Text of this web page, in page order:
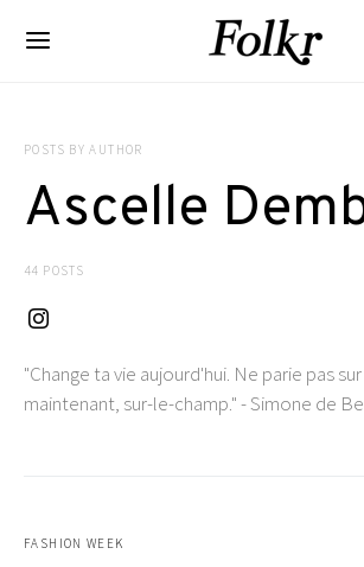
POSTS BY AUTHOR
Ascelle
44 POSTS
"Change ta vie aujourd'hui. Ne parie pas
maintenant, sur-le-champ." - Simone de
FASHION WEEK